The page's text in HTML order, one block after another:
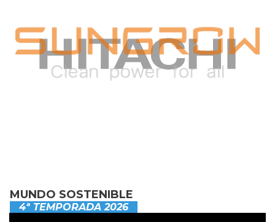
MUNDO SOSTENIBLE
4ª TEMPORADA 2026